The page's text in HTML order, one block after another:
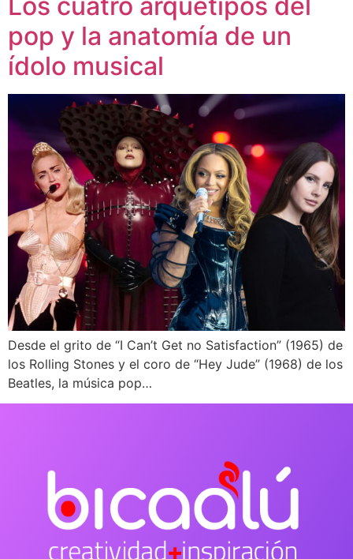
pop y la anatomía de un
ídolo musical
Desde el grito de “I Can’t Get no Satisfaction” (1965) de
los Rolling Stones y el coro de “Hey Jude” (1968) de los
Beatles, la música pop…